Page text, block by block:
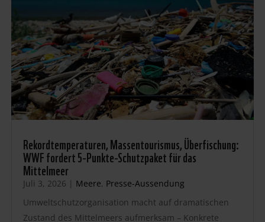
Rekordtemperaturen, Massentourismus, Überfischung:
WWF fordert 5-Punkte-Schutzpaket für das
Mittelmeer
Juli 3, 2026 | Meere, Presse-Aussendung
Umweltschutzorganisation macht auf dramatischen
Zustand des Mittelmeers aufmerksam – Konkrete